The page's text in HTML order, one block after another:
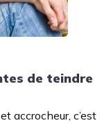
de teindre
accrocheur, c’est